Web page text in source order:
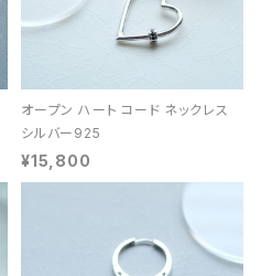
オープン ハート コード ネックレス
シルバー925
¥15,800